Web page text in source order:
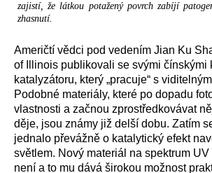
zajistí, že látkou potažený povrch zabíjí
zhasnutí.
Američtí vědci pod vedením Jian Ku
of Illinois publikovali se svými čínskými
katalyzátoru, který „pracuje“ s
Podobné materiály, které po dopadu
vlastnosti a začnou zprostředkovávat
děje, jsou známy již delší dobu. Zatím
jednalo převážně o katalytický efekt
světlem. Nový materiál na spektrum
není a to mu dává širokou možnost